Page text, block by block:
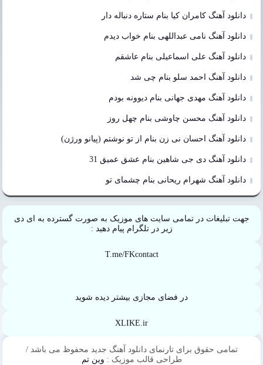
دانلود آهنگ کامران کیا بنام ستاره دنباله دار
دانلود آهنگ نامی عبداللهی بنام خواب دیدم
دانلود آهنگ علی اسماعیلی بنام عاشقم
دانلود آهنگ احمد سلو بنام چی شد
دانلود آهنگ مهدی جهانی بنام دیوونه بودم
دانلود آهنگ محسن چاوشی بنام چهل روز
دانلود آهنگ احسان نی زن بنام از تو نوشتم (پیانو ورژن)
دانلود آهنگ دی جی شاهین بنام عشق عمیق 31
دانلود آهنگ شهرام ریحانی بنام چشمای تو
جهت تبلیغات در تمامی سایت های موزیک به صورت گسترده به ای دی
زیر در تلگرام پیام دهید :
T.me/FKcontact
در فضای مجازی بیشتر دیده شوید
XLIKE.ir
تمامی حقوق برای تارنمای دانلود آهنگ جدید محفوظ می باشد /
طراحی قالب موزیک : وین تم